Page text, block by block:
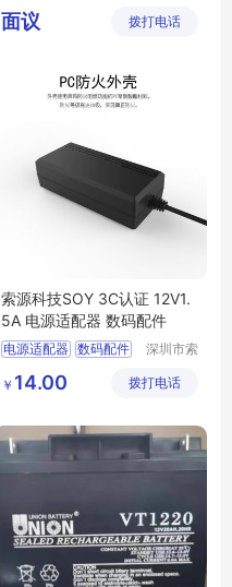
视频采集卡
VT06541H
子配件店
面议 拨打电话
索源科技SOY 3C认证 12V1.
5A 电源适配器 数码配件
电源适配器 数码配件
深圳市索
限公司
￥ 14.00 拨打电话